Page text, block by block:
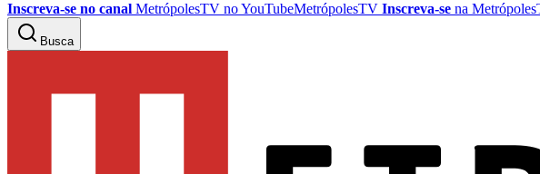
Inscreva-se no canal MetrópolesTV noYouTubeMetrópolesTV Inscreva-se na
Busca